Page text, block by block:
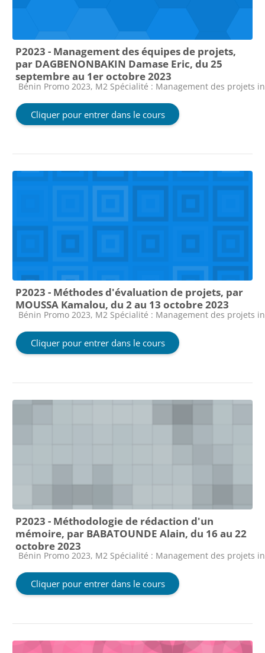
P2023 - Management des équipes de projets,
par DAGBENONBAKIN Damase Eric, du 25
septembre au 1er octobre 2023
Catégorie de cours
Bénin Promo 2023, M2 Spécialité : Management des projets
Cliquer pour entrer dans le cours
P2023 - Méthodes d'évaluation de projets, par
MOUSSA Kamalou, du 2 au 13 octobre 2023
Catégorie de cours
Bénin Promo 2023, M2 Spécialité : Management des projets
Cliquer pour entrer dans le cours
P2023 - Méthodologie de rédaction d'un
mémoire, par BABATOUNDE Alain, du 16 au 22
octobre 2023
Catégorie de cours
Bénin Promo 2023, M2 Spécialité : Management des projets
Cliquer pour entrer dans le cours